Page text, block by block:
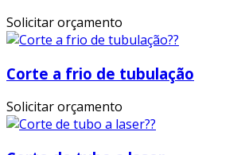
Solicitar orçamento
Corte a frio de tubulação
Solicitar orçamento